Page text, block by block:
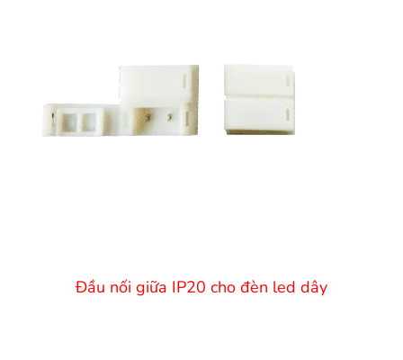
Đầu nối giữa IP20 cho đèn led dây